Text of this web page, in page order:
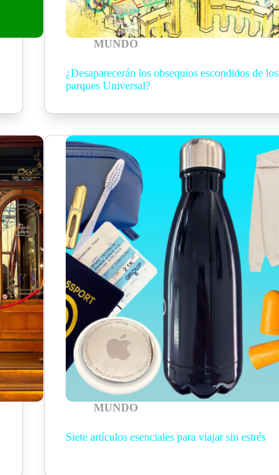
MUNDO
¿Desaparecerán los obsequios escondidos de los
parques Universal?
MUNDO
Siete artículos esenciales para viajar sin estrés